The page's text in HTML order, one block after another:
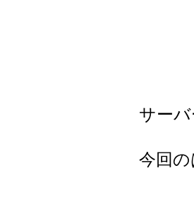
サー
今回